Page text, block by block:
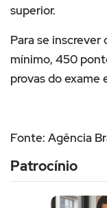
superior.
Para se
mínimo, 450
provas do exame
Fonte: Agência
Patrocínio